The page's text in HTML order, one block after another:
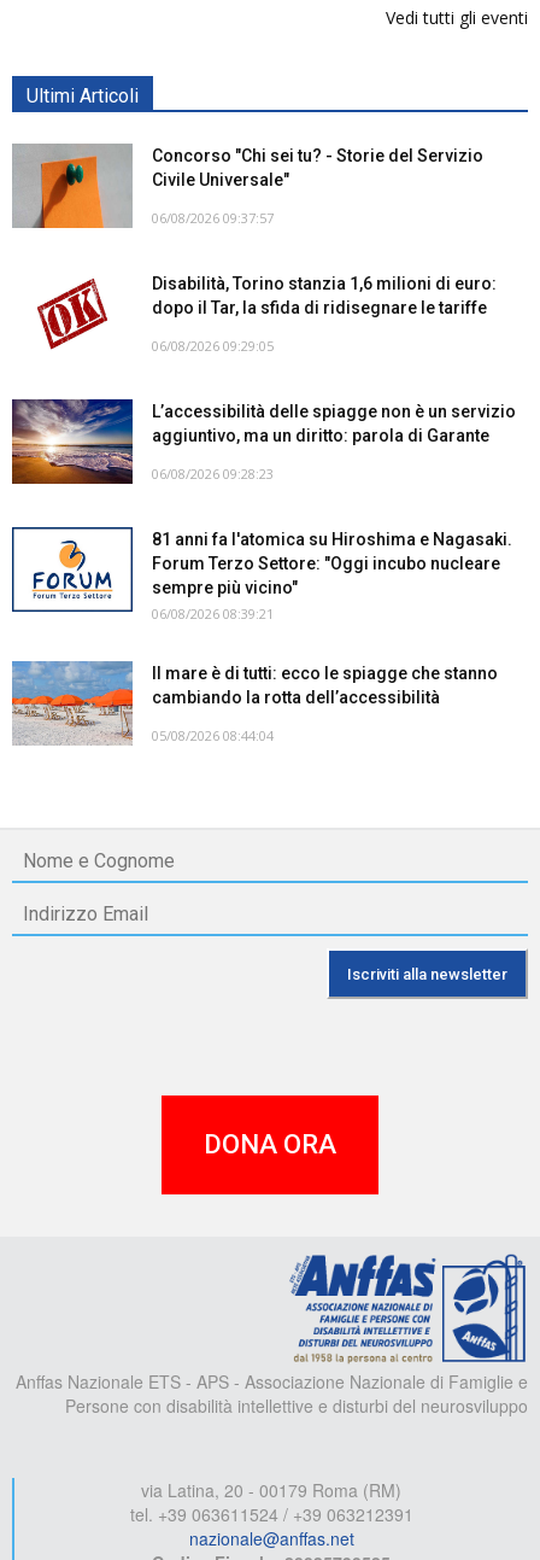
Vedi tutti gli eventi
Ultimi Articoli
Concorso "Chi sei tu? - Storie del Servizio
Civile Universale"
06/08/2026 09:37:57
Disabilità, Torino stanzia 1,6 milioni di euro:
dopo il Tar, la sfida di ridisegnare le tariffe
06/08/2026 09:29:05
L’accessibilità delle spiagge non è un servizio
aggiuntivo, ma un diritto: parola di Garante
06/08/2026 09:28:23
81 anni fa l'atomica su Hiroshima e Nagasaki.
Forum Terzo Settore: "Oggi incubo nucleare
sempre più vicino"
06/08/2026 08:39:21
Il mare è di tutti: ecco le spiagge che stanno
cambiando la rotta dell’accessibilità
05/08/2026 08:44:04
DONA ORA
Anffas Nazionale ETS - APS - Associazione Nazionale di Famiglie e
Persone con disabilità intellettive e disturbi del neurosviluppo
via Latina, 20 - 00179 Roma (RM)
tel. +39 063611524 / +39 063212391
nazionale@anffas.net